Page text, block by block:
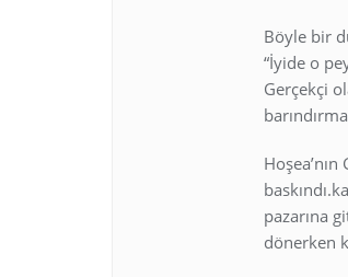
Böyle bir
“İyide o
Gerçekçi
pazarına
dönerken